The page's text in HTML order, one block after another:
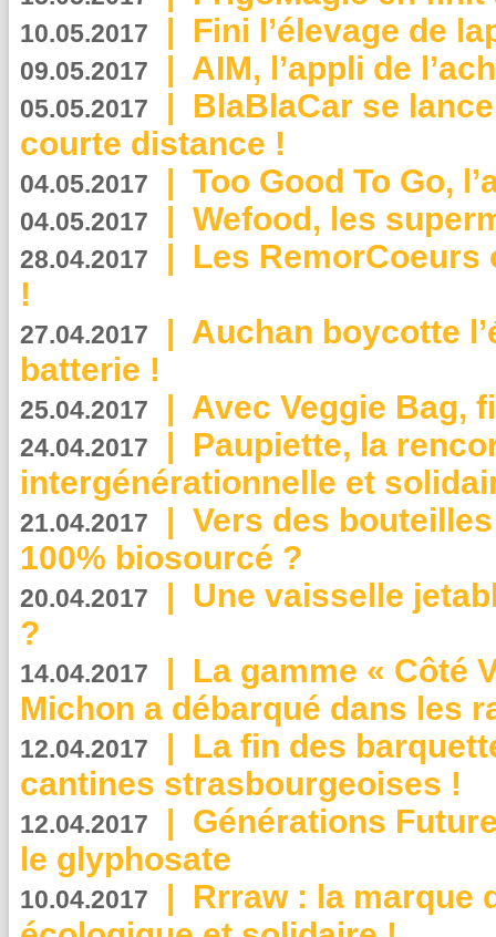
10.05.2017 | Fini l’élevage de
09.05.2017 | AIM, l’appli de
05.05.2017 | BlaBlaCar se
courte distance !
04.05.2017 | Too Good To Go,
04.05.2017 | Wefood, les
28.04.2017 | Les RemorCoeurs
!
27.04.2017 | Auchan boycotte
batterie !
25.04.2017 | Avec Veggie Bag,
24.04.2017 | Paupiette, la
intergénérationnelle et
21.04.2017 | Vers des
100% biosourcé ?
20.04.2017 | Une vaisselle
?
14.04.2017 | La gamme « Côté
Michon a débarqué dans les
12.04.2017 | La fin des
cantines strasbourgeoises !
12.04.2017 | Générations
le glyphosate
10.04.2017 | Rrraw : la marque